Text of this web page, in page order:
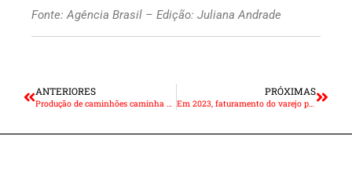
Fonte: Agência Brasil – Edição: Juliana Andrade
ANTERIORES
Produção de caminhões caminha para fechar o ano com 37% de queda
PRÓXIMAS
Em 2023, faturamento do varejo paulista será o mais alto em 15 anos